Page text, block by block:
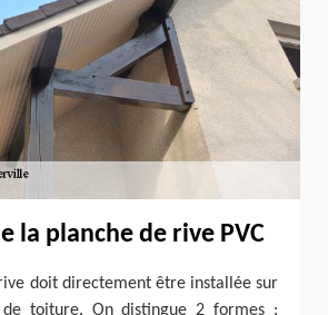
la planche de rive PVC
doit directement être installée sur
de toiture. On distingue 2 formes :